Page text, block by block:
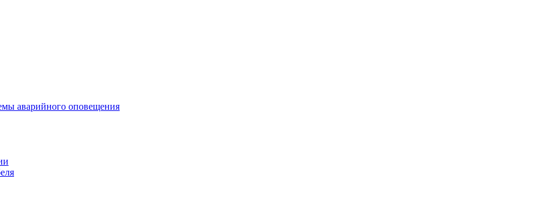
аварийного оповещения